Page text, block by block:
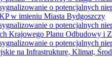
o potencjalnych
w imieniu Miasta Bydgoszczy
o potencjalnych
Krajowego Planu Odbudowy i
o potencjalnych
na Infrastrukturę, Klimat,